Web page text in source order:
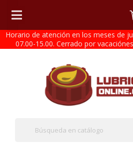
Horario de atención en los meses de
07.00-15.00. Cerrado por